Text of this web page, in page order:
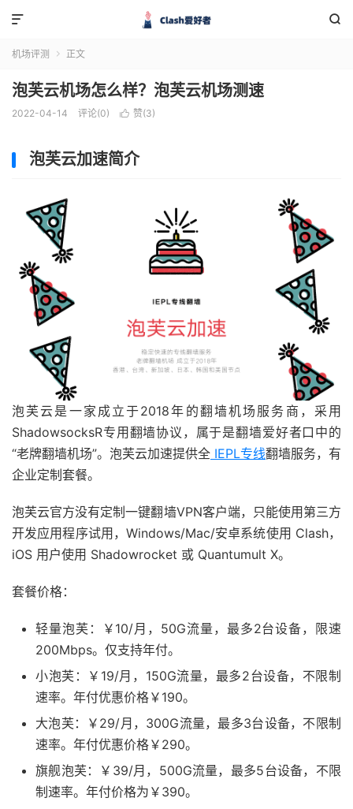


机场评测  正文
泡芙云机场怎么样？泡芙云机场测速
2022-04-14 评论(0)  赞(3)
泡芙云加速简介
泡芙云是一家成立于2018年的翻墙机场服务商，采用
ShadowsocksR专用翻墙协议，属于是翻墙爱好者口中的
“老牌翻墙机场”。泡芙云加速提供全 IEPL专线翻墙服务，有
企业定制套餐。
泡芙云官方没有定制一键翻墙VPN客户端，只能使用第三方
开发应用程序试用，Windows/Mac/安卓系统使用 Clash，
iOS 用户使用 Shadowrocket 或 Quantumult X。
套餐价格：
轻量泡芙：￥10/月，50G流量，最多2台设备，限速
200Mbps。仅支持年付。
小泡芙：￥19/月，150G流量，最多2台设备，不限制
速率。年付优惠价格￥190。
大泡芙：￥29/月，300G流量，最多3台设备，不限制
速率。年付优惠价格￥290。
旗舰泡芙：￥39/月，500G流量，最多5台设备，不限
制速率。年付价格为￥390。